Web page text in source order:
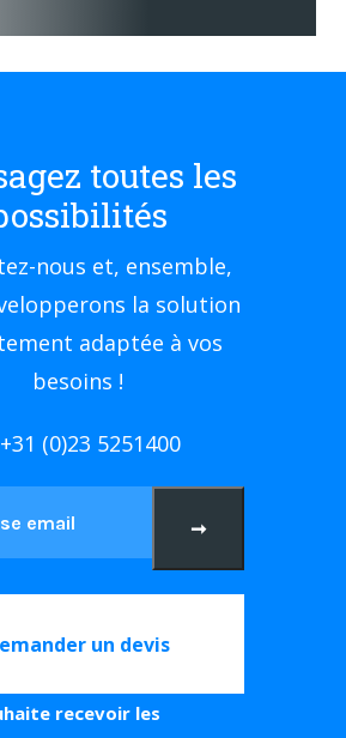
toutes les
nous et, ensemble,
la solution
adaptée à vos
besoins !
+31 (0)23 5251400
➞
un devis
recevoir les